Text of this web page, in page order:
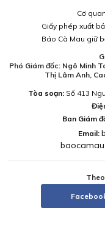
Cơ
Giấy phép xuất
Báo Cà Mau giữ
Phó Giám đốc: Ngô Minh
Thị Lâm Anh,
Tòa soạn:Số 413
Ban Giám
Email: